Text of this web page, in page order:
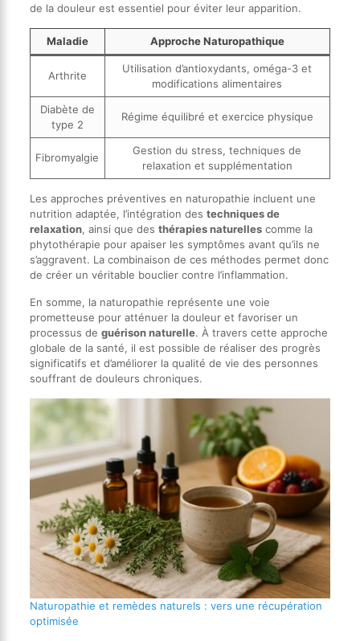
de la douleur est essentiel pour éviter leur apparition.
Maladie Approche Naturopathique
Arthrite
Utilisation d’antioxydants, oméga-3 et
modifications alimentaires
Diabète de
type 2
Régime équilibré et exercice physique
Fibromyalgie
Gestion du stress, techniques de
relaxation et supplémentation
Les approches préventives en naturopathie incluent une
nutrition adaptée, l’intégration des techniques de
relaxation, ainsi que des thérapies naturellescomme la
phytothérapie pour apaiser les symptômes avant qu’ils ne
s’aggravent. La combinaison de ces méthodes permet donc
de créer un véritable bouclier contre l’inflammation.
En somme, la naturopathie représente une voie
prometteuse pour atténuer la douleur et favoriser un
processus de guérison naturelle. À travers cette approche
globale de la santé, il est possible de réaliser des progrès
significatifs et d’améliorer la qualité de vie des personnes
souffrant de douleurs chroniques.
Naturopathie et remèdes naturels : vers une récupération
optimisée